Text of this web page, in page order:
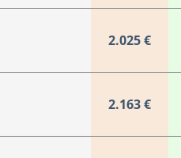
2.025 €
2.163 €